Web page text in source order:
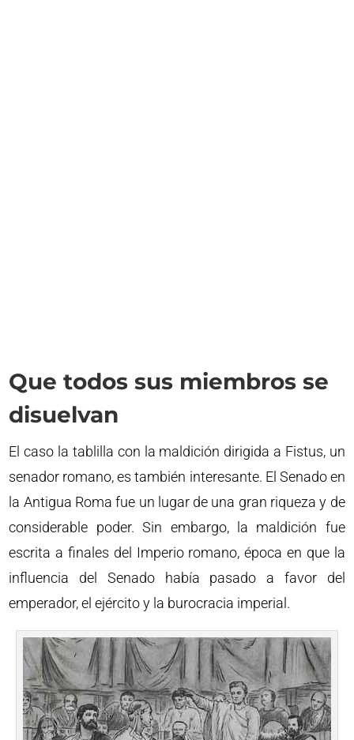
Que todos sus miembros se
disuelvan
El caso la tablilla con la maldición dirigida a Fistus, un
senador romano, es también interesante. El Senado en
la Antigua Roma fue un lugar de una gran riqueza y de
considerable poder. Sin embargo, la maldición fue
escrita a finales del Imperio romano, época en que la
influencia del Senado había pasado a favor del
emperador, el ejército y la burocracia imperial.